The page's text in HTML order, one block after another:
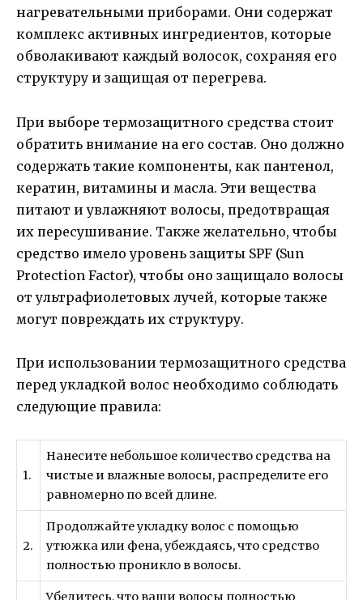
нагревательными приборами. Они содержат
комплекс активных ингредиентов, которые
обволакивают каждый волосок, сохраняя его
структуру и защищая от перегрева.
При выборе термозащитного средства стоит
обратить внимание на его состав. Оно должно
содержать такие компоненты, как пантенол,
кератин, витамины и масла. Эти вещества
питают и увлажняют волосы, предотвращая
их пересушивание. Также желательно, чтобы
средство имело уровень защиты SPF (Sun
Protection Factor), чтобы оно защищало волосы
от ультрафиолетовых лучей, которые также
могут повреждать их структуру.
При использовании термозащитного средства
перед укладкой волос необходимо соблюдать
следующие правила:
1.
Нанесите небольшое количество средства на
чистые и влажные волосы, распределите его
равномерно по всей длине.
2.
Продолжайте укладку волос с помощью
утюжка или фена, убеждаясь, что средство
полностью проникло в волосы.
Убедитесь, что ваши волосы полностью